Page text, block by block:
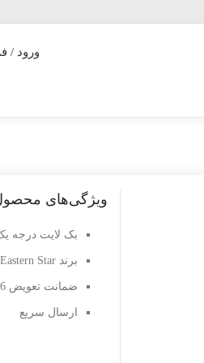
ورود /
ویژگی‌های
بک لایت درجه
برند Eastern Star
ضمانت تعویض 6 ماهه
ارسال سریع